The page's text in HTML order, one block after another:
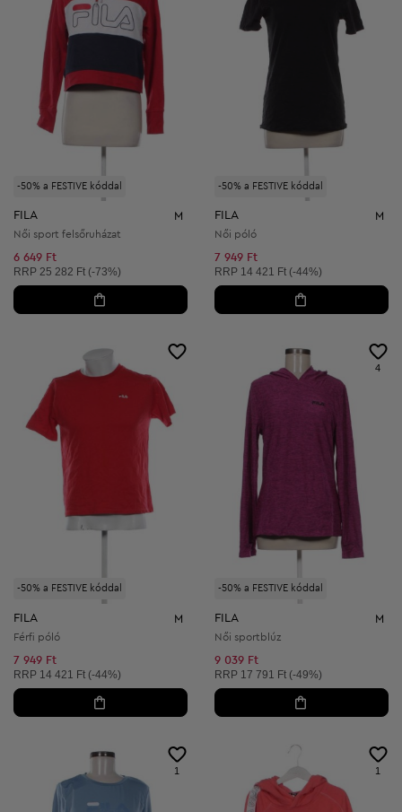
-50% a FESTIVE kóddal
FILA M
Női sport felsőruházat
6 649 Ft
Ajánlott ár:
RRP 25 282 Ft (-73%)
-50% a FESTIVE kóddal
FILA M
Női póló
7 949 Ft
Ajánlott ár:
RRP 14 421 Ft (-44%)
-50% a FESTIVE kóddal
FILA M
Férfi póló
7 949 Ft
Ajánlott ár:
RRP 14 421 Ft (-44%)
-50% a FESTIVE kóddal
4
FILA M
Női sportblúz
9 039 Ft
Ajánlott ár:
RRP 17 791 Ft (-49%)
1 1